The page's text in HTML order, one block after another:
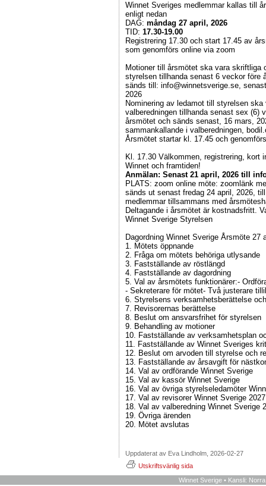
Winnet Sveriges medlemmar kallas till
enligt nedan
DAG: måndag 27 april, 2026
TID: 17.30-19.00
Registrering 17.30 och start 17.45 av
som genomförs online via zoom
Motioner till årsmötet ska vara skriftliga
styrelsen tillhanda senast 6 veckor före
sänds till: info@winnetsverige.se,
2026
Nominering av ledamot till styrelsen ska
valberedningen tillhanda senast sex (6)
årsmötet och sänds senast, 16 mars,
sammankallande i valberedningen,
Årsmötet startar kl. 17.45 och
Kl. 17.30 Välkommen, registrering, kort
Winnet och framtiden!
Anmälan: Senast 21 april, 2026 till
PLATS: zoom online möte: zoomlänk
sänds ut senast fredag 24 april, 2026,
medlemmar tillsammans med
Deltagande i årsmötet är kostnadsfritt.
Winnet Sverige Styrelsen
Dagordning Winnet Sverige Årsmöte 27
1. Mötets öppnande
2. Fråga om mötets behöriga utlysande
3. Fastställande av röstlängd
4. Fastställande av dagordning
5. Val av årsmötets funktionärer:-
- Sekreterare för mötet- Två justerare
6. Styrelsens verksamhetsberättelse
7. Revisorernas berättelse
8. Beslut om ansvarsfrihet för styrelsen
9. Behandling av motioner
10. Fastställande av verksamhetsplan
11. Fastställande av Winnet Sveriges
12. Beslut om arvoden till styrelse och
13. Fastställande av årsavgift för
14. Val av ordförande Winnet Sverige
15. Val av kassör Winnet Sverige
16. Val av övriga styrelseledamöter
17. Val av revisorer Winnet Sverige 2027
18. Val av valberedning Winnet Sverige
19. Övriga ärenden
20. Mötet avslutas
Uppdaterat av Eva Lindholm, 2026-02-27
Utskriftsvänlig sida
Winnet Sverige • Kansli: